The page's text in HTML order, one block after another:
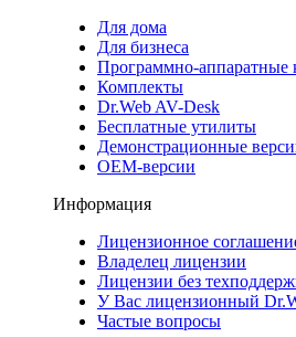
Для дома
Для бизнеса
Программно-аппаратные
Комплекты
Dr.Web AV-Desk
Бесплатные утилиты
Демонстрационные
ОЕМ-версии
Информация
Лицензионное
Владелец лицензии
Лицензии без
У Вас лицензионный
Частые вопросы